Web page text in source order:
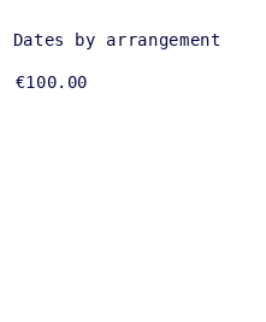
Dates by arrangement
€100.00